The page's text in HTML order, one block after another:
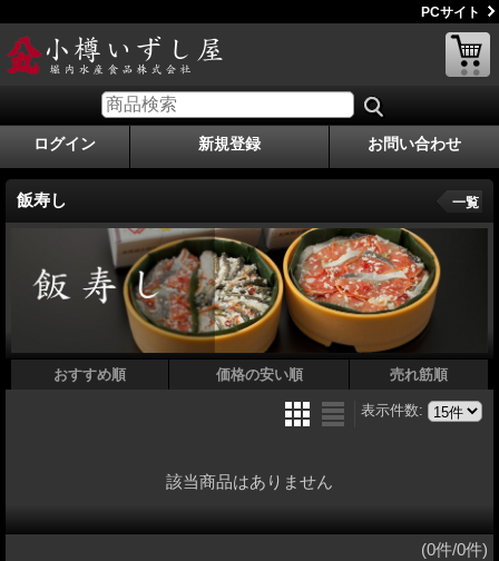
PCサイト
ログイン 新規登録 お問い合わせ
飯寿し 一覧
おすすめ順 価格の安い順 売れ筋順
表示件数:
該当商品はありません
(0件/0件)